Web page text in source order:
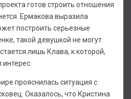
готов строить отношения
Ермакова выразила
построить серьезные
такой девушкой не могут
лишь Клава, к которой,
прояснилась ситуация с
Оказалось, что Кристина